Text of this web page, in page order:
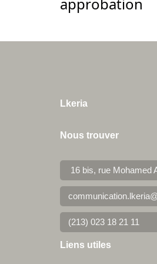
Lkeria
Nous trouver
16 bis, rue Mohamed
(213) 023 18 21 11
Liens utiles